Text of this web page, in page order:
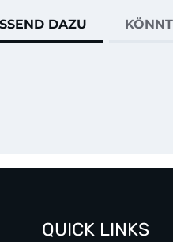
DAZU
QUICK LINKS